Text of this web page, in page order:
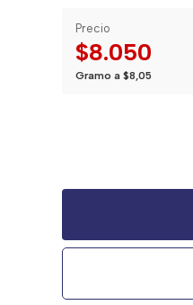
Precio
$8.050
Gramo a $8,05